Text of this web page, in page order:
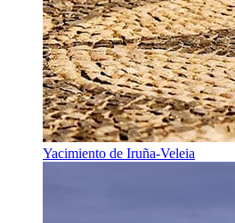
Yacimiento de Iruña-Veleia